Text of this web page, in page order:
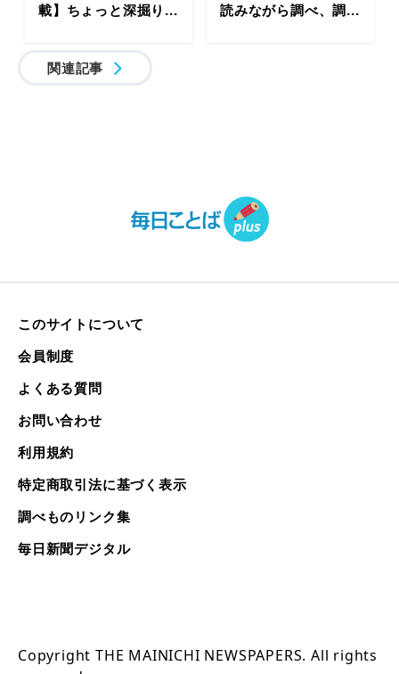
載】ちょっと深掘り...
読みながら調べ、調...
関連記事
このサイトについて
会員制度
よくある質問
お問い合わせ
利用規約
特定商取引法に基づく表示
調べものリンク集
毎日新聞デジタル
Copyright THE MAINICHI NEWSPAPERS. All rights